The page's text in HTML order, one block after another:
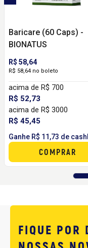
Baricare (60 Caps) -
BIONATUS
R$ 58,64
R$ 58,64 no boleto
acima de R$ 700
R$ 52,73
acima de R$ 3000
R$ 45,45
Ganhe R$ 11,73 de
COMPRAR
FIQUE POR